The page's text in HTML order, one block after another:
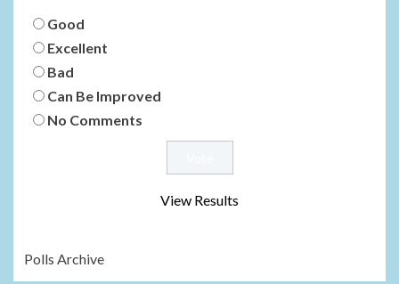
Good
Excellent
Bad
Can Be Improved
No Comments
View Results
Polls Archive